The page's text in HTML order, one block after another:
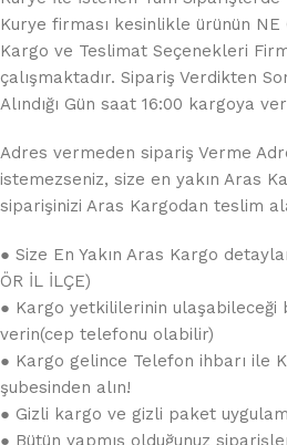
Kurye firması kesinlikle ürünün NE
Kargo ve Teslimat Seçenekleri
çalışmaktadır. Sipariş Verdikten
Alındığı Gün saat 16:00 kargoya
Adres vermeden sipariş Verme
istemezseniz, size en yakın Aras
siparişinizi Aras Kargodan teslim
● Size En Yakın Aras Kargo
ÖR İL İLÇE)
● Kargo yetkililerinin ulaşabileceği
verin(cep telefonu olabilir)
● Kargo gelince Telefon ihbarı ile
şubesinden alın!
● Gizli kargo ve gizli paket
● Bütün yapmış olduğunuz